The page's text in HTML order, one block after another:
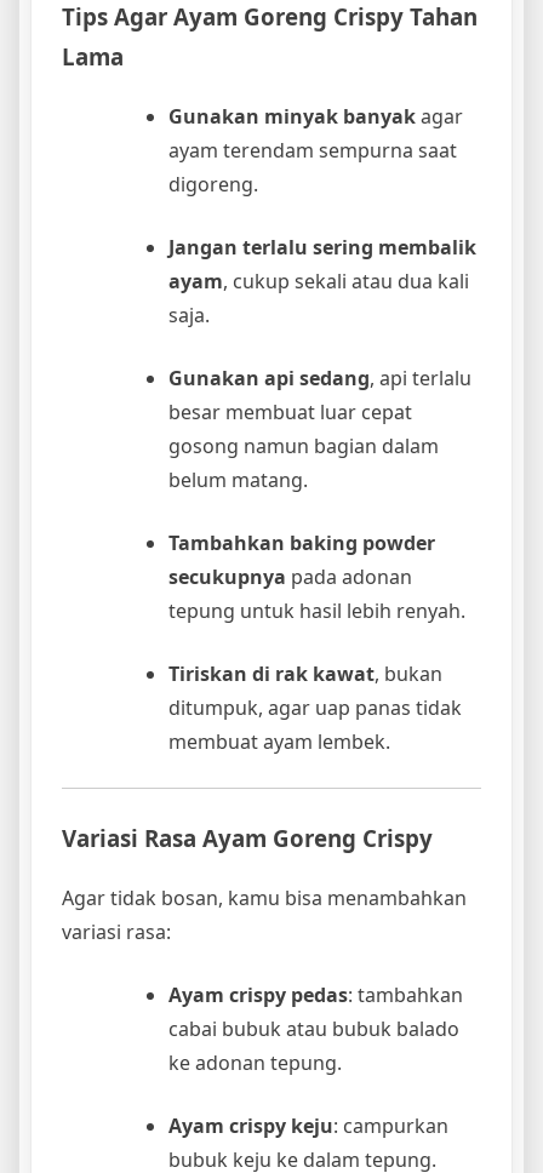
Tips Agar Ayam Goreng Crispy Tahan
Lama
Gunakan minyak banyakagar
ayam terendam sempurna saat
digoreng.
Jangan terlalu sering membalik
ayam, cukup sekali atau dua kali
saja.
Gunakan api sedang, api terlalu
besar membuat luar cepat
gosong namun bagian dalam
belum matang.
Tambahkan baking powder
secukupnya pada adonan
tepung untuk hasil lebih renyah.
Tiriskan di rak kawat, bukan
ditumpuk, agar uap panas tidak
membuat ayam lembek.
Variasi Rasa Ayam Goreng Crispy
Agar tidak bosan, kamu bisa menambahkan
variasi rasa:
Ayam crispy pedas: tambahkan
cabai bubuk atau bubuk balado
ke adonan tepung.
Ayam crispy keju: campurkan
bubuk keju ke dalam tepung.